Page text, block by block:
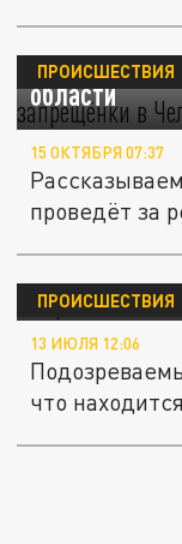
ФСБ поймала
партией
области
ПРОИСШЕСТВИЯ
15 ОКТЯБРЯ 07:37
проведёт за
Германия
наркодельца
ПРОИСШЕСТВИЯ
13 ИЮЛЯ 12:06
что